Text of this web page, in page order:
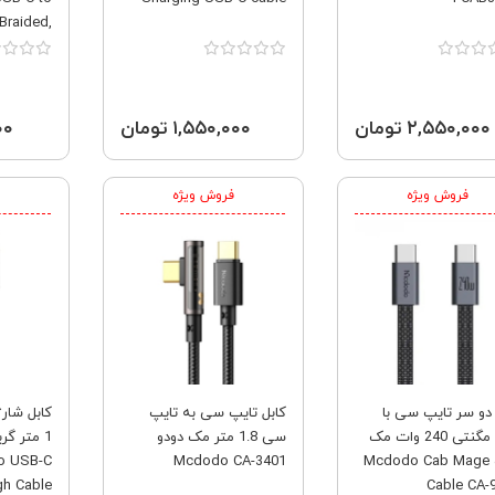
۲,۵۵۰,۰۰۰ تومان ۱,۵۵۰,۰۰۰ تومان
فروش ویژه
دو سر تایپ سی با
بدنه مگنتی 240 وات مک
دودو Mcdodo Cab Mage
Cable CA-
فروش ویژه
کابل تایپ سی به تایپ
سی 1.8 متر مک دودو
Mcdodo CA-3401
کابل
USB-C
Cable